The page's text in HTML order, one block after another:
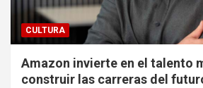
CULTURA
Amazon invierte en el talento
construir las carreras del